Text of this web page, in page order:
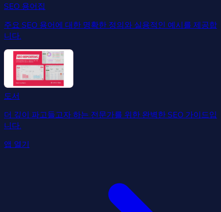
SEO 용어집
주요 SEO 용어에 대한 명확한 정의와 실용적인 예시를 제공합
니다.
도서
더 깊이 파고들고자 하는 전문가를 위한 완벽한 SEO 가이드입
니다.
앱 열기